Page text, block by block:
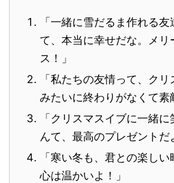
「一緒に雪だるま作れる友
て、本当に幸せだな。メリ
ス！」
「私たちの友情って、ク
みたいに終わりがなくて素
「クリスマスイブに一緒
んて、最高のプレゼントだ
「寒い冬も、君との楽し
心は温かいよ！」